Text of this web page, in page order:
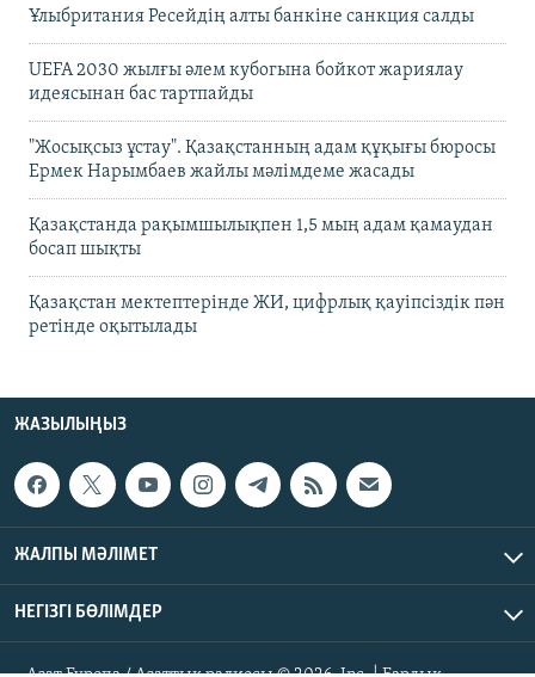
Ұлыбритания Ресейдің алты банкіне санкция салды
UEFA 2030 жылғы әлем кубогына бойкот жариялау
идеясынан бас тартпайды
"Жосықсыз ұстау". Қазақстанның адам құқығы бюросы
Ермек Нарымбаев жайлы мәлімдеме жасады
Қазақстанда рақымшылықпен 1,5 мың адам қамаудан
босап шықты
Қазақстан мектептерінде ЖИ, цифрлық қауіпсіздік пән
ретінде оқытылады
ЖАЗЫЛЫҢЫЗ
ЖАЛПЫ МӘЛІМЕТ
НЕГІЗГІ БӨЛІМДЕР